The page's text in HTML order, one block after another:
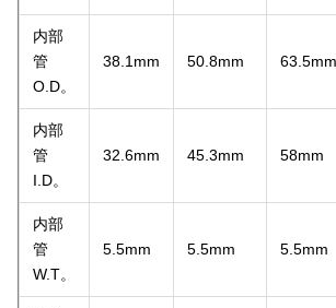
内部
管
O.D。
38.1mm 50.8mm 63.5mm
内部
管
I.D。
32.6mm 45.3mm 58mm
内部
管
W.T。
5.5mm 5.5mm 5.5mm